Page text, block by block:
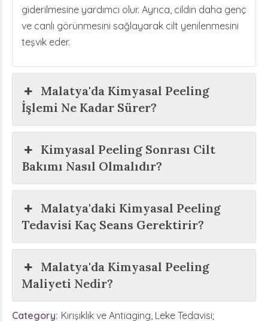
giderilmesine yardımcı olur. Ayrıca, cildin daha genç
ve canlı görünmesini sağlayarak cilt yenilenmesini
teşvik eder.
Malatya'da Kimyasal Peeling
İşlemi Ne Kadar Sürer?
Kimyasal Peeling Sonrası Cilt
Bakımı Nasıl Olmalıdır?
Malatya'daki Kimyasal Peeling
Tedavisi Kaç Seans Gerektirir?
Malatya'da Kimyasal Peeling
Maliyeti Nedir?
Category Kırışıklık ve Antiaging, Leke Tedavisi